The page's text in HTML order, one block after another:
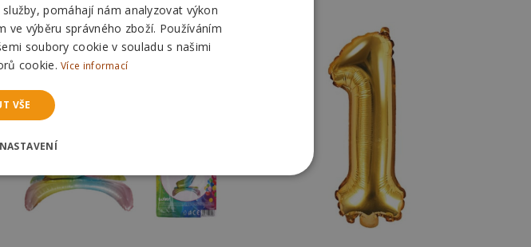
pomáhají nám analyzovat výkon
výběru správného zboží. Používáním
soubory cookie v souladu s našimi
cookie.Více informací
VŠE